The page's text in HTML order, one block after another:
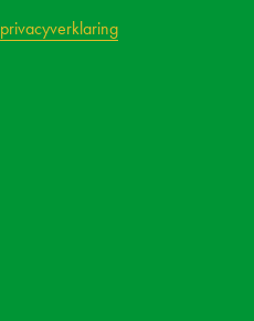
privacyverklaring